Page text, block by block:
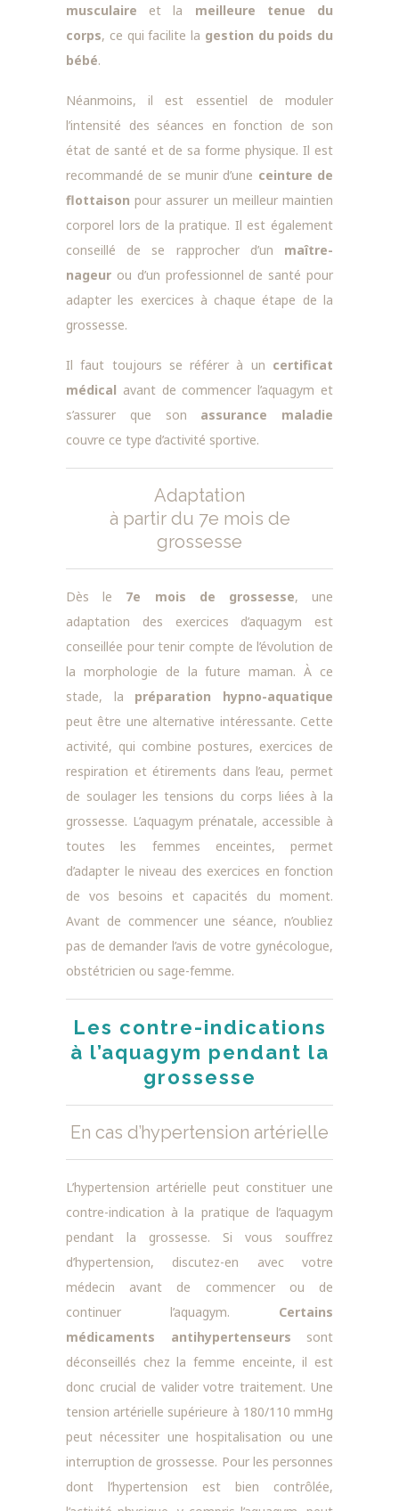
musculaire et la meilleure tenue du
corps, ce qui facilite la gestion du poids du
bébé.
Néanmoins, il est essentiel de moduler
l’intensité des séances en fonction de son
état de santé et de sa forme physique. Il est
recommandé de se munir d’une ceinture de
flottaison pour assurer un meilleur maintien
corporel lors de la pratique. Il est également
conseillé de se rapprocher d’un maître-
nageur ou d’un professionnel de santé pour
adapter les exercices à chaque étape de la
grossesse.
Il faut toujours se référer à un certificat
médical avant de commencer l’aquagym et
s’assurer que son assurance maladie
couvre ce type d’activité sportive.
Adaptation
à partir du 7e mois de
grossesse
Dès le 7e mois de grossesse, une
adaptation des exercices d’aquagym est
conseillée pour tenir compte de l’évolution de
la morphologie de la future maman. À ce
stade, la préparation hypno-aquatique
peut être une alternative intéressante. Cette
activité, qui combine postures, exercices de
respiration et étirements dans l’eau, permet
de soulager les tensions du corps liées à la
grossesse. L’aquagym prénatale, accessible à
toutes les femmes enceintes, permet
d’adapter le niveau des exercices en fonction
de vos besoins et capacités du moment.
Avant de commencer une séance, n’oubliez
pas de demander l’avis de votre gynécologue,
obstétricien ou sage-femme.
Les contre-indications
à l’aquagym pendant la
grossesse
En cas d’hypertension artérielle
L’hypertension artérielle peut constituer une
contre-indication à la pratique de l’aquagym
pendant la grossesse. Si vous souffrez
d’hypertension, discutez-en avec votre
médecin avant de commencer ou de
continuer l’aquagym. Certains
médicaments antihypertenseurs sont
déconseillés chez la femme enceinte, il est
donc crucial de valider votre traitement. Une
tension artérielle supérieure à 180/110 mmHg
peut nécessiter une hospitalisation ou une
interruption de grossesse. Pour les personnes
dont l’hypertension est bien contrôlée,